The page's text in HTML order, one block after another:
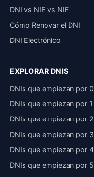
DNI vs NIE vs NIF
Cómo Renovar el DNI
DNI Electrónico
EXPLORAR DNIS
DNIs que empiezan por 0
DNIs que empiezan por 1
DNIs que empiezan por 2
DNIs que empiezan por 3
DNIs que empiezan por 4
DNIs que empiezan por 5